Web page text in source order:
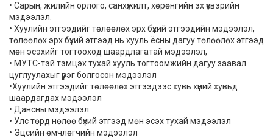
• Сарын, жилийн орлого, санхүүжилт, хөрөнгийн эх үүсвэрийн
мэдээлэл.
• Хуулийн этгээдийг төлөөлөх эрх бүхий этгээдийн мэдээлэл,
төлөөлөх эрх бүхий этгээд нь хууль ёсны дагуу төлөөлөх этгээд
мөн эсэхийг тогтооход шаардлагатай мэдээлэл,
• МУТС-тэй тэмцэх тухай хууль тогтоомжийн дагуу заавал
цуглуулахыг үүрэг болгосон мэдээлэл
•Хуулийн этгээдийг төлөөлөх этгээдээс хувь хүний хувьд
шаардагдах мэдээлэл
• Дансны мэдээлэл
• Улс төрд нөлөө бүхий этгээд мөн эсэх тухай мэдээлэл
• Эцсийн өмчлөгчийн мэдээлэл